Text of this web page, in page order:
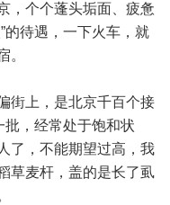
，个个蓬头垢面、疲惫
的待遇，一下火车，就
。
街上，是北京千百个接
批，经常处于饱和状
了，不能期望过高，我
草麦杆，盖的是长了虱